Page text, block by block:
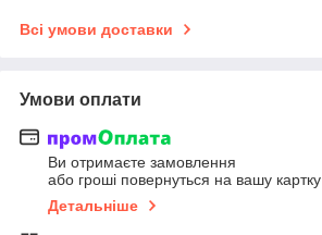
Всі умови доставки
Умови оплати
Ви отримаєте замовлення
або гроші повернуться на вашу картку
Детальніше